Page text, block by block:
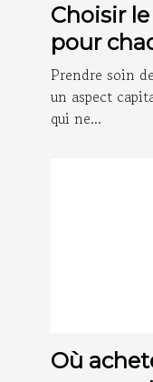
Choisir
pour
famille
Prendre soin
un aspect
qui ne...
Où